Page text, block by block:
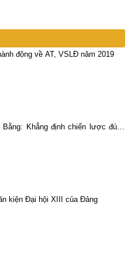
động về AT, VSLĐ năm 2019
Khẳng định chiến lược đúng
kiện Đại hội XIII của Đảng